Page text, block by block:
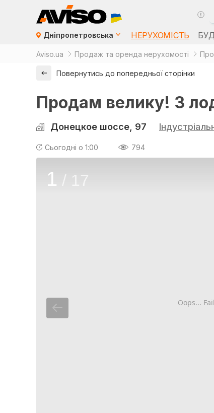
Дніпропетровська НЕРУХОМІСТЬ
Aviso.ua Продаж та оренда нерухомості
Повернутись до попередньої сторінки
Продам велику! 3
Донецкое шоссе, 97
Сьогодні о 1:00 794
Oops...
1 / 17